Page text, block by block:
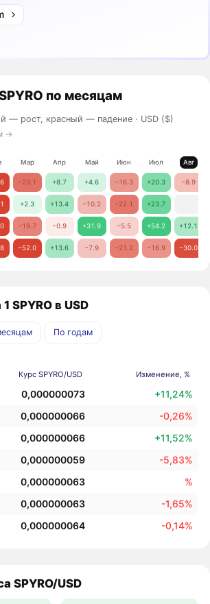
по месяцам
— рост, красный — падение · USD ($)
→
Мар Апр Май Июн Июл Авг
−23.1 +8.7 +4.6 −16.3 +20.3 −8.9
+2.3 +13.4 −10.2 −22.1 +23.7
−19.7 −0.9 +31.9 −5.5 +54.2 +12.1
−52.0 +13.6 −7.9 −21.2 −16.9 −30.0
SPYRO в USD
По годам
Курс SPYRO/USD Изменение, %
0,000000073 +11,24%
0,000000066 -0,26%
0,000000066 +11,52%
0,000000059 -5,83%
0,000000063 %
0,000000063 -1,65%
0,000000064 -0,14%
SPYRO/USD